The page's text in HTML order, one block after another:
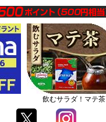
飲むサラダ！マテ茶